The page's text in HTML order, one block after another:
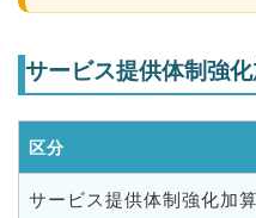
サービス提供体制強
区分
サービス提供体制強化加